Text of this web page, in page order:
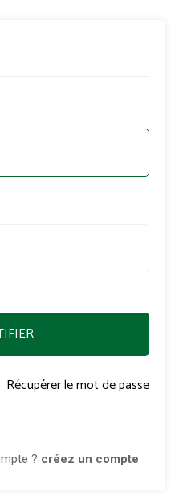
Récupérer le mot de passe
? créez un compte